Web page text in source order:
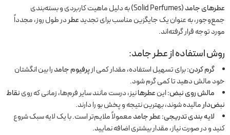
عطرهای جامد
(Solid Perfumes) به دلیل ماهیت کاربردی و بسته‌بندی
جمع‌وجور، به عنوان یک جایگزین مناسب برای تجدیدعطردر طول روز، مجدداً
مورد توجه قرار گرفته‌اند.
روش استفاده از عطرجامد:
گرم کردن:برای تسهیل استفاده، مقدار کمی ازپرفیوم جامدرا بین انگشتان
خود مالش دهید تا کمی گرم شود.
مالش روی نبض:اینعطرهانیز، درست مانند سایر فرم‌ها، زمانی که روینقاط
نبض‌دارمالیده شوند، بهترین نتیجه و پخش بو را دارند.
لایه بندی تدریجی:عطر جامدمعمولاً ملایم‌تر است. با یک لایه سبک شروع
کنید و در صورت نیاز، مقدار بیشتری اضافه نمایید.